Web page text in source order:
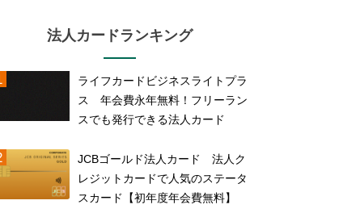
法人カードランキング
ライフカードビジネスライトプラ
ス 年会費永年無料！フリーラン
スでも発行できる法人カード
JCBゴールド法人カード 法人ク
レジットカードで人気のステータ
スカード【初年度年会費無料】